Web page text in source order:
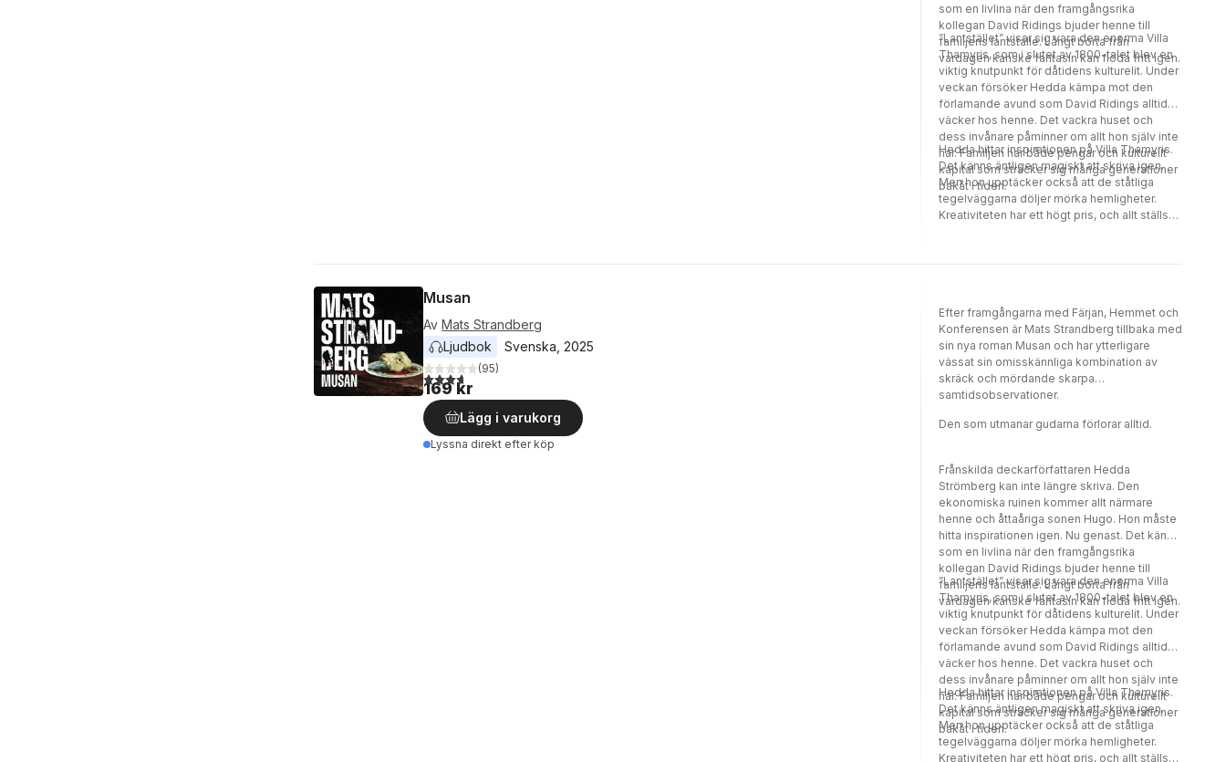
som en livlina när den framgångsrika
kollegan David Ridings bjuder henne till
familjens lantställe. Långt borta från
vardagen kanske fantasin kan flöda fritt igen.
”Lantstället” visar sig vara den enorma Villa
Thamyris, som i slutet av 1800-talet blev en
viktig knutpunkt för dåtidens kulturelit. Under
veckan försöker Hedda kämpa mot den
förlamande avund som David Ridings alltid
väcker hos henne. Det vackra huset och
dess invånare påminner om allt hon själv inte
har. Familjen har både pengar och kulturellt
kapital som sträcker sig många generationer
bakåt i tiden.
Hedda hittar inspirationen på Villa Thamyris.
Det känns äntligen magiskt att skriva igen.
Men hon upptäcker också att de ståtliga
tegelväggarna döljer mörka hemligheter.
Kreativiteten har ett högt pris, och allt ställs
Musan
Av Mats Strandberg
Ljudbok
Svenska 2025
3,7utav 5 stjärnor. Totalt antal röster:
(95)
169 kr
Lägg i varukorg
Lyssna direkt efter köp
Efter framgångarna med Färjan, Hemmet och
Konferensen är Mats Strandberg tillbaka med
sin nya roman Musan och har ytterligare
vässat sin omisskännliga kombination av
skräck och mördande skarpa
samtidsobservationer.
Den som utmanar gudarna förlorar alltid.
Frånskilda deckarförfattaren Hedda
Strömberg kan inte längre skriva. Den
ekonomiska ruinen kommer allt närmare
henne och åttaåriga sonen Hugo. Hon måste
hitta inspirationen igen. Nu genast. Det känns
som en livlina när den framgångsrika
kollegan David Ridings bjuder henne till
familjens lantställe. Långt borta från
vardagen kanske fantasin kan flöda fritt igen.
”Lantstället” visar sig vara den enorma Villa
Thamyris, som i slutet av 1800-talet blev en
viktig knutpunkt för dåtidens kulturelit. Under
veckan försöker Hedda kämpa mot den
förlamande avund som David Ridings alltid
väcker hos henne. Det vackra huset och
dess invånare påminner om allt hon själv inte
har. Familjen har både pengar och kulturellt
kapital som sträcker sig många generationer
bakåt i tiden.
Hedda hittar inspirationen på Villa Thamyris.
Det känns äntligen magiskt att skriva igen.
Men hon upptäcker också att de ståtliga
tegelväggarna döljer mörka hemligheter.
Kreativiteten har ett högt pris, och allt ställs